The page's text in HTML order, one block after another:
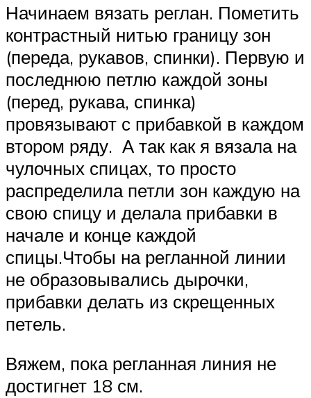
Начинаем вязать реглан. Пометить
контрастный нитью границу зон
(переда, рукавов, спинки). Первую и
последнюю петлю каждой зоны
(перед, рукава, спинка)
провязывают с прибавкой в каждом
втором ряду. А так как я вязала на
чулочных спицах, то просто
распределила петли зон каждую на
свою спицу и делала прибавки в
начале и конце каждой
спицы.Чтобы на регланной линии
не образовывались дырочки,
прибавки делать из скрещенных
петель.
Вяжем, пока регланная линия не
достигнет 18 см.